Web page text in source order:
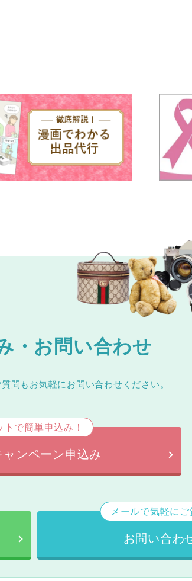
・お問い合わせ
問もお気軽にお問い合わせください。
トで簡単申込み！
ャンペーン申込み
メールで気軽にご
お問い合わ